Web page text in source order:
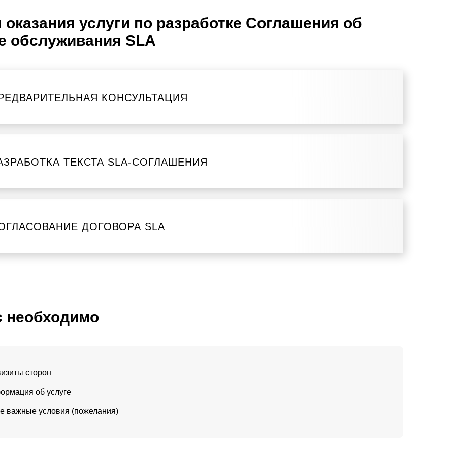
услуги по разработке Соглашения об
обслуживания SLA
КОНСУЛЬТАЦИЯ
ТЕКСТА SLA-СОГЛАШЕНИЯ
ДОГОВОРА SLA
необходимо
сторон
об услуге
важные условия (пожелания)